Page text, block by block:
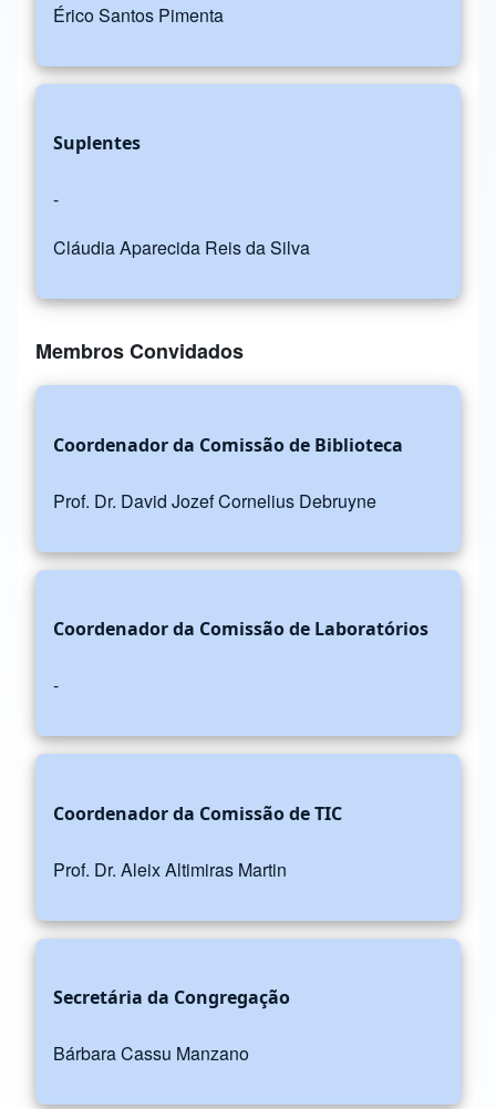
Érico Santos Pimenta
Suplentes
-
Cláudia Aparecida Reis da Silva
Membros Convidados
Coordenador da Comissão de Biblioteca
Prof. Dr. David Jozef Cornelius Debruyne
Coordenador da Comissão de Laboratórios
-
Coordenador da Comissão de TIC
Prof. Dr. Aleix Altimiras Martin
Secretária da Congregação
Bárbara Cassu Manzano